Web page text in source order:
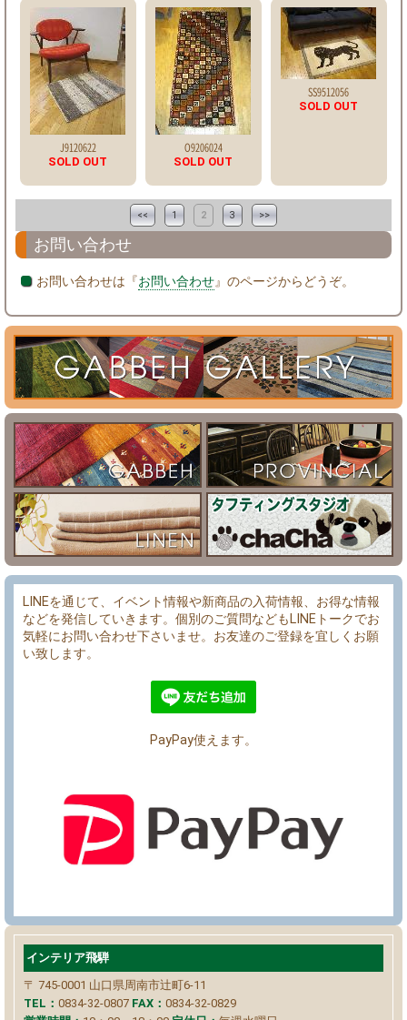
J9120622
SOLD OUT
O9206024
SOLD OUT
SS9512056
SOLD OUT
<< 1 2 3 >>
お問い合わせ
お問い合わせは『お問い合わせ』のページからどうぞ。
LINEを通じて、イベント情報や新商品の入荷情報、お得な情報
などを発信していきます。個別のご質問などもLINEトークでお
気軽にお問い合わせ下さいませ。お友達のご登録を宜しくお願
い致します。
PayPay使えます。
インテリア飛騨
〒 745-0001 山口県周南市辻町6-11
TEL： 0834-32-0807 FAX： 0834-32-0829